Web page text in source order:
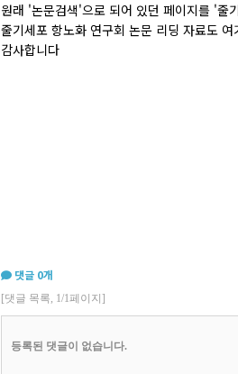
원래 '논문검색'으로 되어 있던 페이지를 '줄
줄기세포 항노화 연구회 논문 리딩 자료도
감사합니다
댓글 0개